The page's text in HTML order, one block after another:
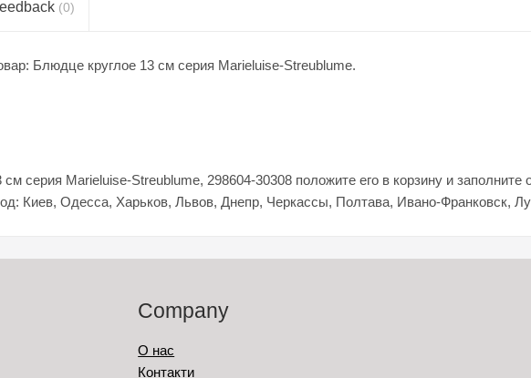
(0)
Блюдце круглое 13 см серия Marieluise-Streublume.
серия Marieluise-Streublume, 298604-30308 положите его в корзину и заполните
Киев, Одесса, Харьков, Львов, Днепр, Черкассы, Полтава, Ивано-Франковск,
Company
О нас
Контакти